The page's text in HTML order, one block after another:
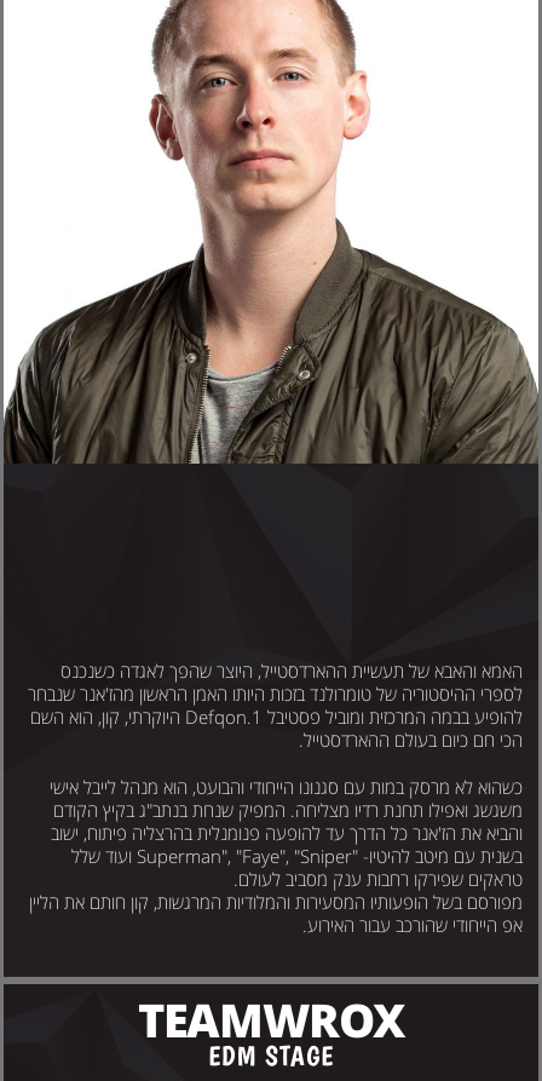
האמא והאבא של תעשיית ההארדסטייל, היוצר שהפך לאגדה כשנכנס
לספרי ההיסטוריה של טומרולנד בזכות היותו האמן הראשון מהז'אנר שנבחר
להופיע בבמה המרכזית ומוביל פסטיבל Defqon.1 היוקרתי, קון, הוא השם
הכי חם כיום בעולם ההארדסטייל.
כשהוא לא מרסק במות עם סגנונו הייחודי והבועט, הוא מנהל לייבל אישי
משגשג ואפילו תחנת רדיו מצליחה. המפיק שנחת בנתב"ג בקיץ הקודם
והביא את הז'אנר כל הדרך עד להופעה פנומנלית בהרצליה פיתוח, ישוב
בשנית עם מיטב להיטיו- "Superman", "Faye", "Sniper ועוד שלל
טראקים שפירקו רחבות ענק מסביב לעולם.
מפורסם בשל הופעותיו המסעירות והמלודיות המרגשות, קון חותם את הליין
אפ הייחודי שהורכב עבור האירוע.
TEAMWROX
EDM STAGE